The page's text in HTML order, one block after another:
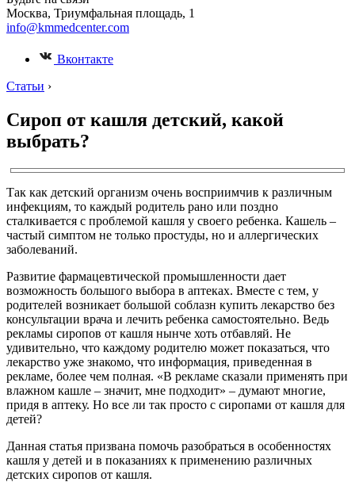
Москва, Триумфальная площадь, 1
info@kmmedcenter.com
Вконтакте
Статьи ›
Сироп от кашля детский, какой
выбрать?
Так как детский организм очень восприимчив к различным
инфекциям, то каждый родитель рано или поздно
сталкивается с проблемой кашля у своего ребенка. Кашель –
частый симптом не только простуды, но и аллергических
заболеваний.
Развитие фармацевтической промышленности дает
возможность большого выбора в аптеках. Вместе с тем, у
родителей возникает большой соблазн купить лекарство без
консультации врача и лечить ребенка самостоятельно. Ведь
рекламы сиропов от кашля нынче хоть отбавляй. Не
удивительно, что каждому родителю может показаться, что
лекарство уже знакомо, что информация, приведенная в
рекламе, более чем полная. «В рекламе сказали применять при
влажном кашле – значит, мне подходит» – думают многие,
придя в аптеку. Но все ли так просто с сиропами от кашля для
детей?
Данная статья призвана помочь разобраться в особенностях
кашля у детей и в показаниях к применению различных
детских сиропов от кашля.